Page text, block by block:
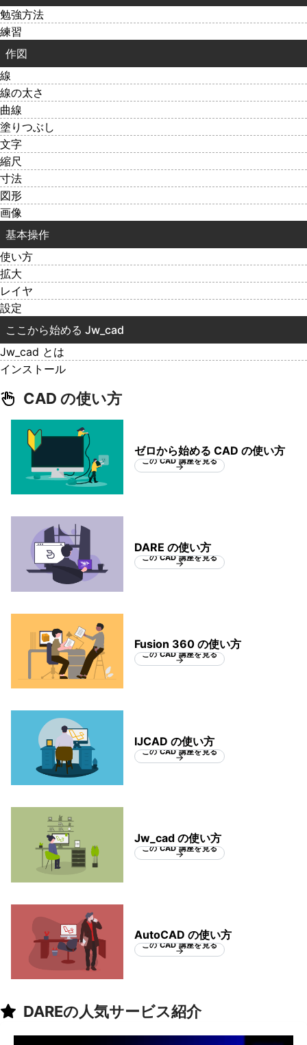
勉強方法
練習
作図
線
線の太さ
曲線
塗りつぶし
文字
縮尺
寸法
図形
画像
基本操作
使い方
拡大
レイヤ
設定
ここから始める Jw_cad
Jw_cad とは
インストール
CAD の使い方
ゼロから始める CAD の使い方
この CAD 講座を見る
DARE の使い方
この CAD 講座を見る
Fusion 360 の使い方
この CAD 講座を見る
IJCAD の使い方
この CAD 講座を見る
Jw_cad の使い方
この CAD 講座を見る
AutoCAD の使い方
この CAD 講座を見る
DAREの人気サービス紹介